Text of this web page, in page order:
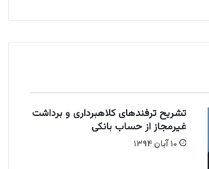
تشریح ترفندهای کلاهبرداری و برداشت
غیرمجاز از حساب بانکی
۱۰ آبان ۱۳۹۴